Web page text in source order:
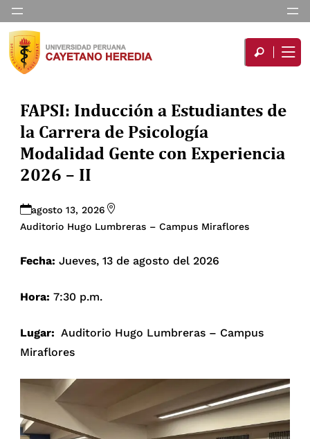
FAPSI: Inducción a Estudiantes de
la Carrera de Psicología
Modalidad Gente con Experiencia
2026 – II
agosto 13, 2026
Auditorio Hugo Lumbreras – Campus Miraflores
Fecha: Jueves, 13 de agosto del 2026
Hora: 7:30 p.m.
Lugar: Auditorio Hugo Lumbreras – Campus
Miraflores